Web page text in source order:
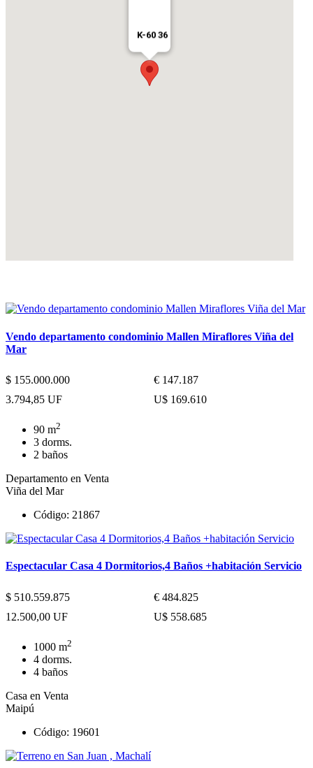
K-60 36
Vendo departamento condominio Mallen Miraflores Viña del
Mar
$ 155.000.000
€ 147.187
3.794,85 UF
U$ 169.610
90 m2
3 dorms.
2 baños
Departamento en Venta
Viña del Mar
Código: 21867
Espectacular Casa 4 Dormitorios,4 Baños +habitación Servicio
$ 510.559.875
€ 484.825
12.500,00 UF
U$ 558.685
1000 m2
4 dorms.
4 baños
Casa en Venta
Maipú
Código: 19601